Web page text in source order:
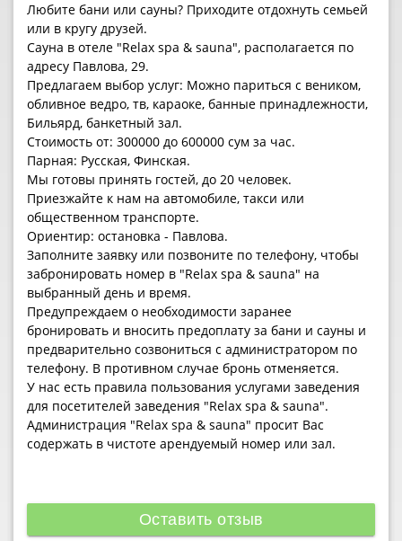
Любите бани или сауны? Приходите отдохнуть семьей
или в кругу друзей.
Сауна в отеле "Relax spa & sauna", располагается по
адресу Павлова, 29.
Предлагаем выбор услуг: Можно париться с веником,
обливное ведро, тв, караоке, банные принадлежности,
Бильярд, банкетный зал.
Стоимость от: 300000 до 600000 сум за час.
Парная: Русская, Финская.
Мы готовы принять гостей, до 20 человек.
Приезжайте к нам на автомобиле, такси или
общественном транспорте.
Ориентир: остановка - Павлова.
Заполните заявку или позвоните по телефону, чтобы
забронировать номер в "Relax spa & sauna" на
выбранный день и время.
Предупреждаем о необходимости заранее
бронировать и вносить предоплату за бани и сауны и
предварительно созвониться с администратором по
телефону. В противном случае бронь отменяется.
У нас есть правила пользования услугами заведения
для посетителей заведения "Relax spa & sauna".
Администрация "Relax spa & sauna" просит Вас
содержать в чистоте арендуемый номер или зал.
Оставить отзыв